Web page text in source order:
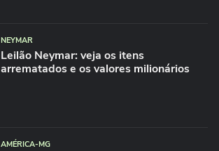
NEYMAR
Leilão Neymar: veja os itens
arrematados e os valores milionários
AMÉRICA-MG